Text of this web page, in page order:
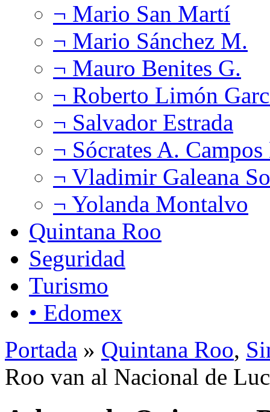
¬ Mario San Martí
¬ Mario Sánchez M.
¬ Mauro Benites G.
¬ Roberto Limón
¬ Salvador Estrada
¬ Sócrates A.
¬ Vladimir Galeana
¬ Yolanda Montalvo
Quintana Roo
Seguridad
Turismo
• Edomex
Portada » Quintana Roo,
Roo van al Nacional de